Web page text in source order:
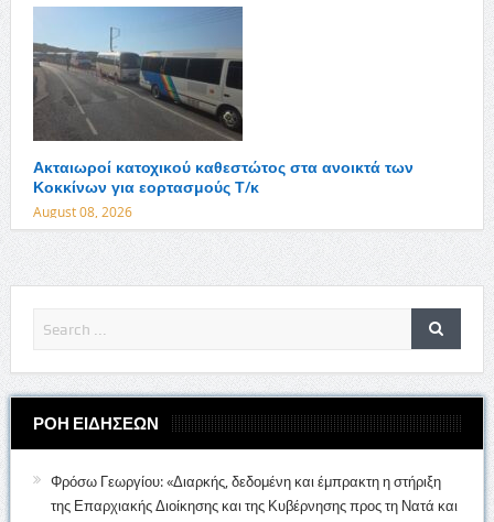
Ακταιωροί κατοχικού καθεστώτος στα ανοικτά των
Κοκκίνων για εορτασμούς Τ/κ
August 08, 2026
ΡΟΗ ΕΙΔΗΣΕΩΝ
Φρόσω Γεωργίου: «Διαρκής, δεδομένη και έμπρακτη η στήριξη
της Επαρχιακής Διοίκησης και της Κυβέρνησης προς τη Νατά και